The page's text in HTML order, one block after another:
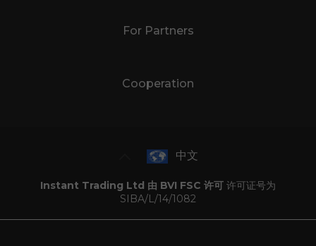
For Partners
Cooperation
中文
Instant Trading Ltd 由 BVI FSC 许可 许可证号为
SIBA/L/14/1082